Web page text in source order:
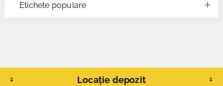
Etichete populare
Locație depozit